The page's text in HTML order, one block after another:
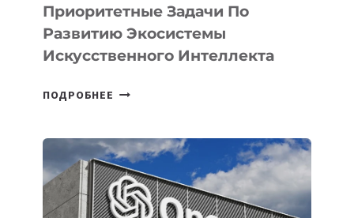
Приоритетные Задачи По
Развитию Экосистемы
Искусственного Интеллекта
ПОДРОБНЕЕ
ПРИОРИТЕТНЫЕ
ЗАДАЧИ
ПО
РАЗВИТИЮ